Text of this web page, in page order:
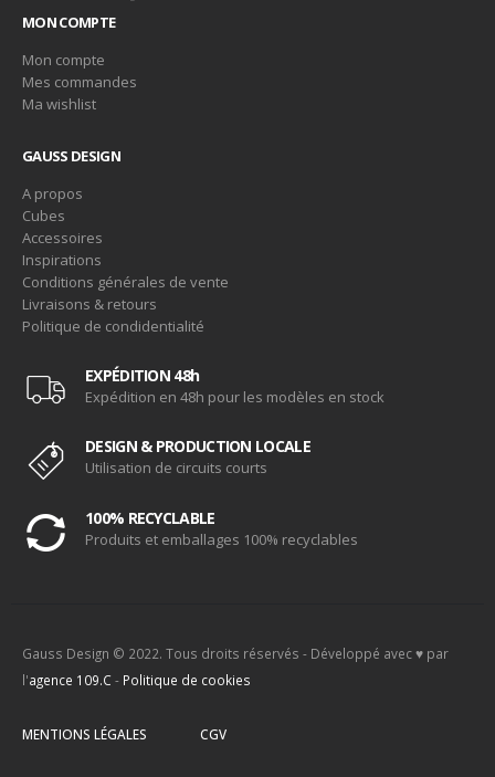
MON COMPTE
Mon compte
Mes commandes
Ma wishlist
GAUSS DESIGN
A propos
Cubes
Accessoires
Inspirations
Conditions générales de vente
Livraisons & retours
Politique de condidentialité
EXPÉDITION 48h
Expédition en 48h pour les modèles en stock
DESIGN & PRODUCTION LOCALE
Utilisation de circuits courts
100% RECYCLABLE
Produits et emballages 100% recyclables
Gauss Design © 2022. Tous droits réservés - Développé avec ♥ par
l'agence 109.C- Politique de cookies
MENTIONS LÉGALES CGV